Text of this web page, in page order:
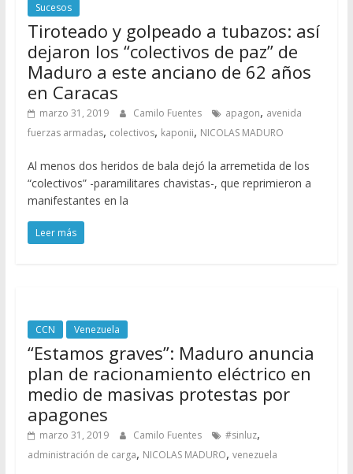
Sucesos
Tiroteado y golpeado a tubazos: así
dejaron los “colectivos de paz” de
Maduro a este anciano de 62 años
en Caracas
marzo 31, 2019 Camilo Fuentes apagon, avenida
fuerzas armadas, colectivos, kaponii, NICOLAS MADURO
Al menos dos heridos de bala dejó la arremetida de los
“colectivos” -paramilitares chavistas-, que reprimieron a
manifestantes en la
Leer más
CCN Venezuela
“Estamos graves”: Maduro anuncia
plan de racionamiento eléctrico en
medio de masivas protestas por
apagones
marzo 31, 2019 Camilo Fuentes #sinluz,
administración de carga, NICOLAS MADURO, venezuela